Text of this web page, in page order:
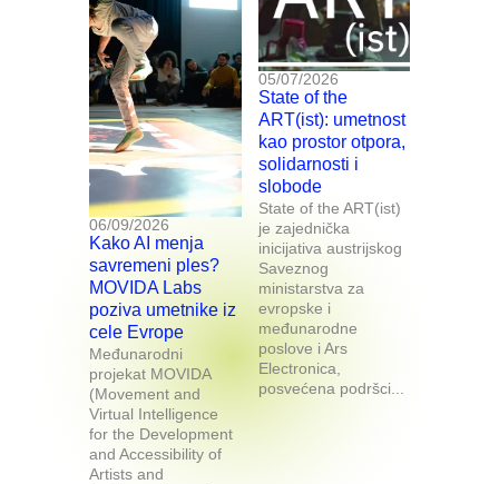
06/09/2026
Kako AI menja
savremeni ples?
MOVIDA Labs
poziva umetnike iz
cele Evrope
Međunarodni
projekat MOVIDA
(Movement and
Virtual Intelligence
for the Development
and Accessibility of
Artists and
05/07/2026
State of the
ART(ist): umetnost
kao prostor otpora,
solidarnosti i
slobode
State of the ART(ist)
je zajednička
inicijativa austrijskog
Saveznog
ministarstva za
evropske i
međunarodne
poslove i Ars
Electronica,
posvećena podršci...